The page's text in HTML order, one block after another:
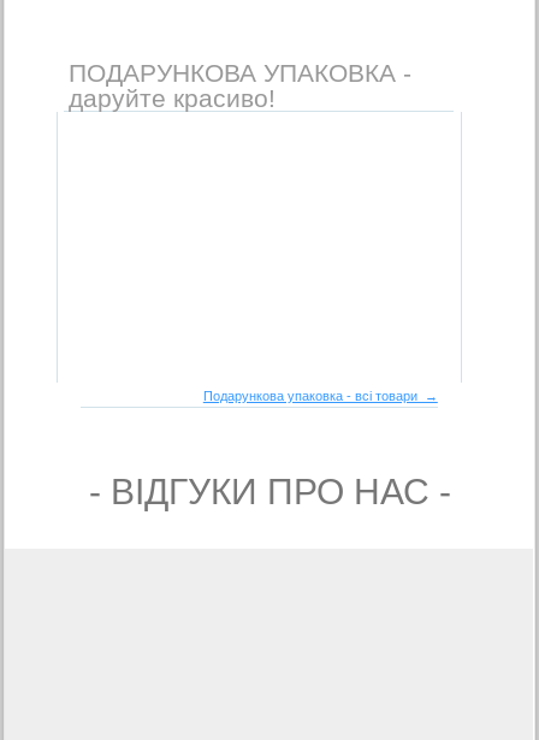
ПОДАРУНКОВА УПАКОВКА -
даруйте красиво!
Подарункова упаковка - всі товари →
- ВIДГУКИ ПРО НАС -